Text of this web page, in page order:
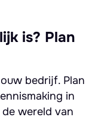
is? Plan
bedrijf. Plan
in
wereld van